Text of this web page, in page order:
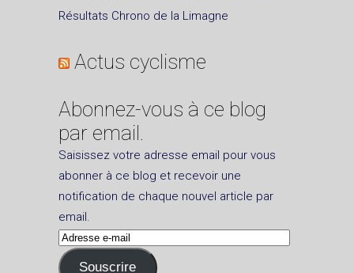
Résultats Chrono de la Limagne
Actus cyclisme
Abonnez-vous à ce blog
par email.
Saisissez votre adresse email pour vous
abonner à ce blog et recevoir une
notification de chaque nouvel article par
email.
Adresse
e-
Souscrire